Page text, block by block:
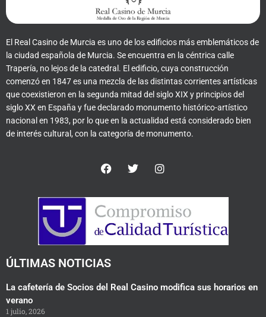
El Real Casino de Murcia es uno de los edificios más emblemáticos de
la ciudad española de Murcia. Se encuentra en la céntrica calle
Trapería, no lejos de la catedral. El edificio, cuya construcción
comenzó en 1847 es una mezcla de las distintas corrientes artísticas
que coexistieron en la segunda mitad del siglo XIX y principios del
siglo XX en España y fue declarado monumento histórico-artístico
nacional en 1983, por lo que en la actualidad está considerado bien
de interés cultural, con la categoría de monumento.
F
a
e
b
o
o
k
T
w
t
e
r
I
n
t
g
r
a
m
ÚLTIMAS NOTICIAS
La cafetería de Socios del Real Casino modifica sus horarios en
verano
1 julio, 2026